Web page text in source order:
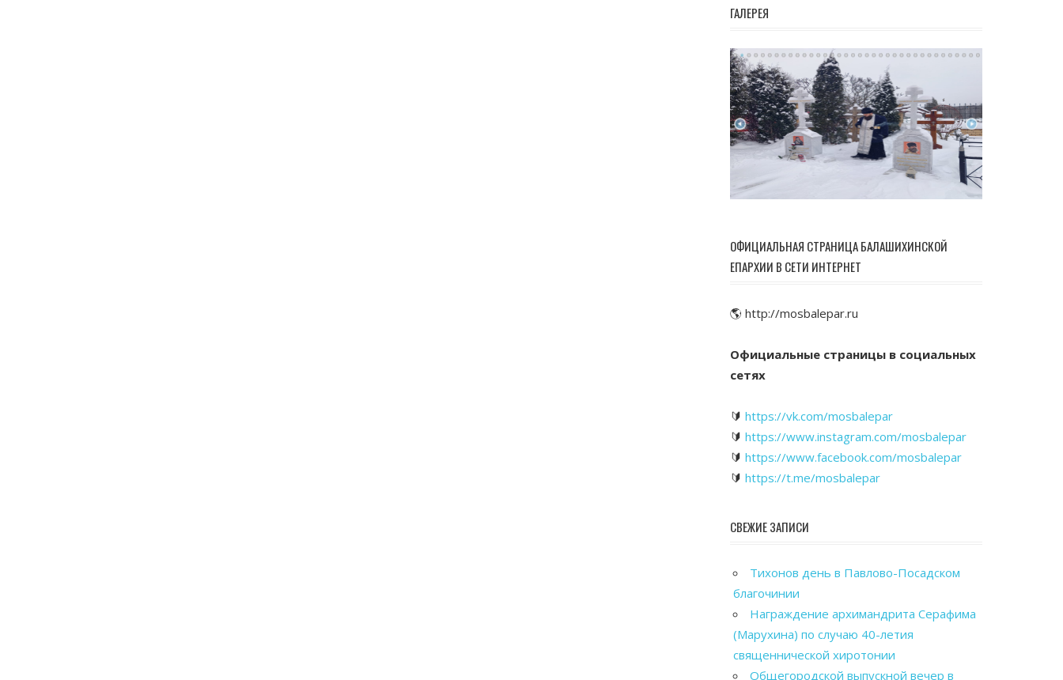
ГАЛЕРЕЯ
ОФИЦИАЛЬНАЯ СТРАНИЦА БАЛАШИХИНСКОЙ
ЕПАРХИИ В СЕТИ ИНТЕРНЕТ
🌎 http://mosbalepar.ru
Официальные страницы в социальных
сетях
🔰 https://vk.com/mosbalepar
🔰 https://www.instagram.com/mosbalepar
🔰 https://www.facebook.com/mosbalepar
🔰 https://t.me/mosbalepar
СВЕЖИЕ ЗАПИСИ
Тихонов день в Павлово-Посадском
благочинии
Награждение архимандрита Серафима
(Марухина) по случаю 40-летия
священнической хиротонии
Общегородской выпускной вечер в